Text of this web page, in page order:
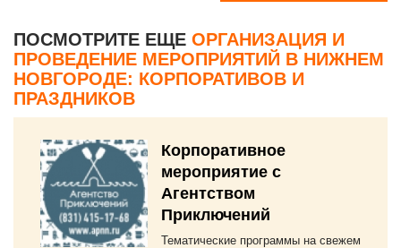
ПОСМОТРИТЕ ЕЩЕ ОРГАНИЗАЦИЯ И
ПРОВЕДЕНИЕ МЕРОПРИЯТИЙ В НИЖНЕМ
НОВГОРОДЕ: КОРПОРАТИВОВ И
ПРАЗДНИКОВ
Корпоративное
мероприятие с
Агентством
Приключений
Тематические программы на свежем